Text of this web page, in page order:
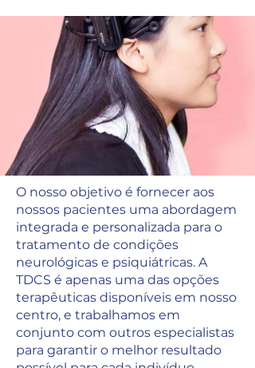
O nosso objetivo é fornecer aos
nossos pacientes uma abordagem
integrada e personalizada para o
tratamento de condições
neurológicas e psiquiátricas. A
TDCS é apenas uma das opções
terapêuticas disponíveis em nosso
centro, e trabalhamos em
conjunto com outros especialistas
para garantir o melhor resultado